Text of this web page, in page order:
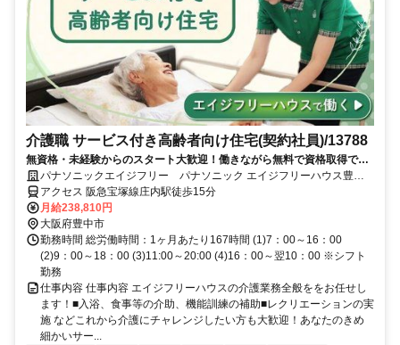
介護職 サービス付き高齢者向け住宅(契約社員)/13788
無資格・未経験からのスタート大歓迎！働きながら無料で資格取得でき
ます！正社員への登用制度もあります。充実した研修制度であなたのキ
ャリアアップを応援します！
パナソニックエイジフリー パナソニック エイジフリーハウス豊中
庄内栄町
アクセス 阪急宝塚線庄内駅徒歩15分
月給238,810円
大阪府豊中市
勤務時間 総労働時間：1ヶ月あたり167時間 (1)7：00～16：00
(2)9：00～18：00 (3)11:00～20:00 (4)16：00～翌10：00 ※シフト
勤務
仕事内容 仕事内容 エイジフリーハウスの介護業務全般ををお任せし
ます！■入浴、食事等の介助、機能訓練の補助■レクリエーションの実
施 などこれから介護にチャレンジしたい方も大歓迎！あなたのきめ
細かいサー...